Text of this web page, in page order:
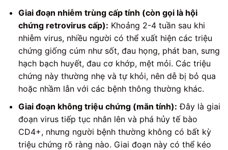
Giai đoạn nhiễm trùng cấp tính (còn gọi là hội
chứng retrovirus cấp): Khoảng 2-4 tuần sau khi
nhiễm virus, nhiều người có thể xuất hiện các triệu
chứng giống cúm như sốt, đau họng, phát ban, sưng
hạch bạch huyết, đau cơ khớp, mệt mỏi. Các triệu
chứng này thường nhẹ và tự khỏi, nên dễ bị bỏ qua
hoặc nhầm lẫn với các bệnh thông thường khác.
Giai đoạn không triệu chứng (mãn tính): Đây là giai
đoạn virus tiếp tục nhân lên và phá hủy tế bào
CD4+, nhưng người bệnh thường không có bất kỳ
triệu chứng rõ ràng nào. Giai đoạn này có thể kéo